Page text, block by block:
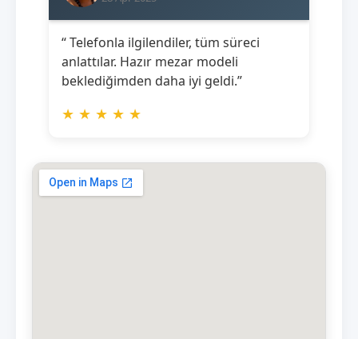
“ Telefonla ilgilendiler, tüm süreci
anlattılar. Hazır mezar modeli
beklediğimden daha iyi geldi.”
★ ★ ★ ★ ★